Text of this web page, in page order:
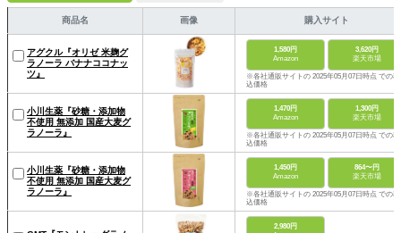
商品名 画像 購入サイト
アグクル『オリゼ 米麹グ
ラノーラ バナナココナッ
ツ』
1,580円
Amazon
3,620円
楽天市場
※各社通販サイトの 2025年05月07日時点 での税
込価格
小川生薬『砂糖・添加物
不使用 無添加 国産大麦グ
ラノーラ』
1,470円
Amazon
1,300円
楽天市場
※各社通販サイトの 2025年05月07日時点 での税
込価格
小川生薬『砂糖・添加物
不使用 無添加 国産大麦グ
ラノーラ』
1,450円
Amazon
864〜円
楽天市場
※各社通販サイトの 2025年05月07日時点 での税
込価格
2,980円